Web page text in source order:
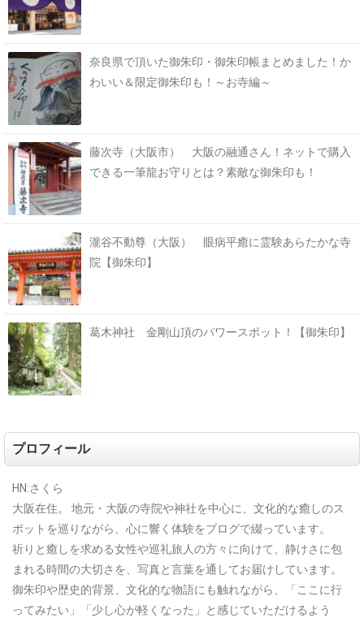
奈良県で頂いた御朱印・御朱印帳まとめました！か
わいい＆限定御朱印も！～お寺編～
藤次寺（大阪市） 大阪の融通さん！ネットで購入
できる一筆龍お守りとは？素敵な御朱印も！
瀧谷不動尊（大阪） 眼病平癒に霊験あらたかな寺
院【御朱印】
葛木神社 金剛山頂のパワースポット！【御朱印】
プロフィール
HN:さくら
大阪在住。
地元・大阪の寺院や神社を中心に、文化的な癒しのス
ポットを巡りながら、心に響く体験をブログで綴っています。
祈りと癒しを求める女性や巡礼旅人の方々に向けて、静けさに包
まれる時間の大切さを、写真と言葉を通してお届けしています。
御朱印や歴史的背景、文化的な物語にも触れながら、「ここに行
ってみたい」「少し心が軽くなった」と感じていただけるよう